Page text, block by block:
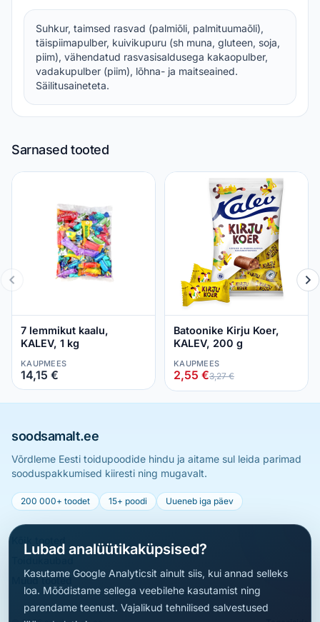
Suhkur, taimsed rasvad (palmiõli, palmituumaõli),
täispiimapulber, kuivikupuru (sh muna, gluteen, soja,
piim), vähendatud rasvasisaldusega kakaopulber,
vadakupulber (piim), lõhna- ja maitseained.
Säilitusaineteta.
Sarnased tooted
7 lemmikut kaalu,
KALEV, 1 kg
KAUPMEES
14,15 €
Batoonike Kirju Koer,
KALEV, 200 g
KAUPMEES
2,55 €3,27 €
soodsamalt.ee
Võrdleme Eesti toidupoodide hindu ja aitame sul leida parimad
sooduspakkumised kiiresti ning mugavalt.
200 000+ toodet 15+ poodi Uueneb iga päev
Muud tooted
Lubad analüütikaküpsised?
Kasutame Google Analyticsit ainult siis, kui annad selleks
loa. Mõõdistame sellega veebilehe kasutamist ning
parendame teenust. Vajalikud tehnilised salvestused